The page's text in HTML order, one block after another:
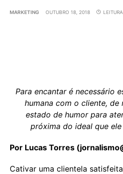
MARKETING OUTUBRO 18, 2018
Para encantar é necessário
humana com o cliente,
estado de humor para
próxima do ideal que
Por Lucas Torres (
Cativar uma clientela